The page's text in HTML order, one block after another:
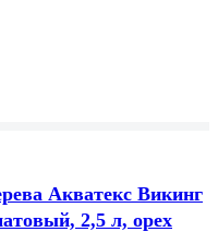
Акватекс Викинг
2,5 л, орех